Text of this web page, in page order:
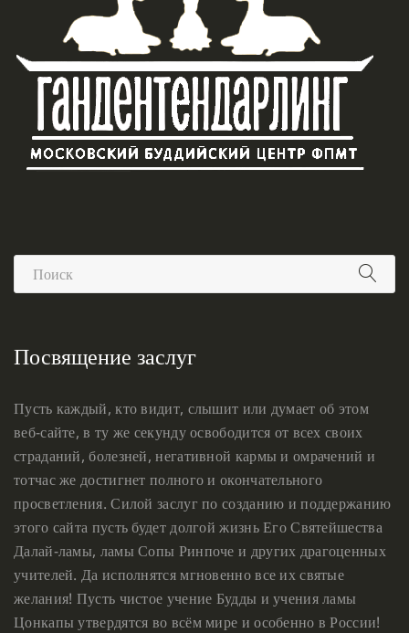
Посвящение заслуг
Пусть каждый, кто видит, слышит или думает об этом
веб-сайте, в ту же секунду освободится от всех своих
страданий, болезней, негативной кармы и омрачений и
тотчас же достигнет полного и окончательного
просветления. Силой заслуг по созданию и поддержанию
этого сайта пусть будет долгой жизнь Его Святейшества
Далай-ламы, ламы Сопы Ринпоче и других драгоценных
учителей. Да исполнятся мгновенно все их святые
желания! Пусть чистое учение Будды и учения ламы
Цонкапы утвердятся во всём мире и особенно в России!